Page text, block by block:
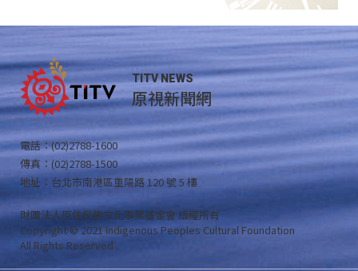
TITV NEWS
原視新聞網
電話：(02)2788-1600
傳真：(02)2788-1500
地址：台北市南港區重陽路 120 號 5 樓
財團法人原住民族文化事業基金會 版權所有
Copyright © 2021 Indigenous Peoples Cultural Foundation
All Rights Reserved .